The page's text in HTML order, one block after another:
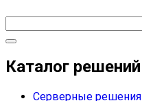
Каталог решений
Серверные решения